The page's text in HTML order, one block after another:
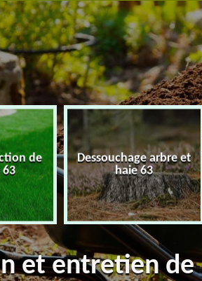
de
Dessouchage arbre et
haie 63
et entretien de